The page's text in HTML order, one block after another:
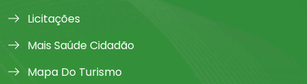
Licitações
Mais Saúde Cidadão
Mapa Do Turismo